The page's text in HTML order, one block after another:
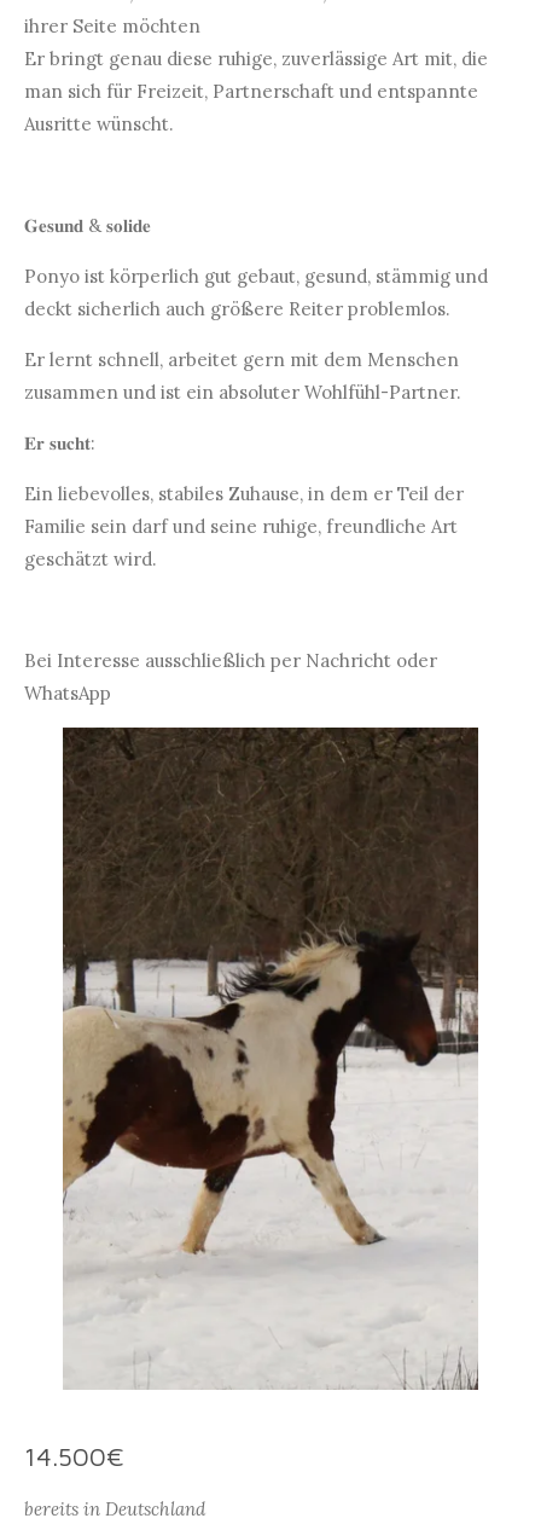
ihrer Seite möchten
Er bringt genau diese ruhige, zuverlässige Art mit, die
man sich für Freizeit, Partnerschaft und entspannte
Ausritte wünscht.
𝐆𝐞𝐬𝐮𝐧𝐝 & 𝐬𝐨𝐥𝐢𝐝𝐞
Ponyo ist körperlich gut gebaut, gesund, stämmig und
deckt sicherlich auch größere Reiter problemlos.
Er lernt schnell, arbeitet gern mit dem Menschen
zusammen und ist ein absoluter Wohlfühl-Partner.
𝐄𝐫 𝐬𝐮𝐜𝐡𝐭:
Ein liebevolles, stabiles Zuhause, in dem er Teil der
Familie sein darf und seine ruhige, freundliche Art
geschätzt wird.
Bei Interesse ausschließlich per Nachricht oder
WhatsApp
14.500€
bereits in Deutschland